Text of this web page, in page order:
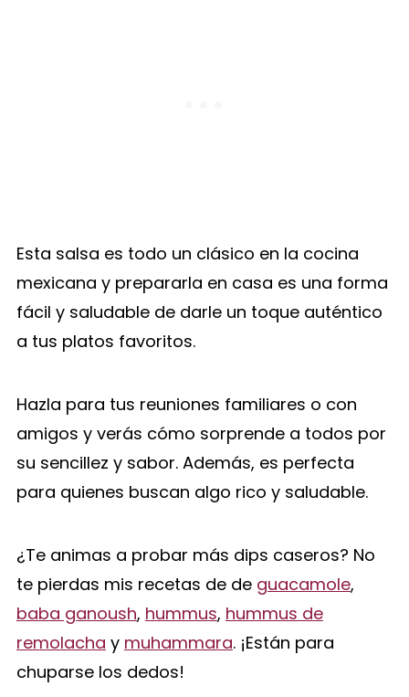
Esta salsa es todo un clásico en la cocina
mexicana y prepararla en casa es una forma
fácil y saludable de darle un toque auténtico
a tus platos favoritos.
Hazla para tus reuniones familiares o con
amigos y verás cómo sorprende a todos por
su sencillez y sabor. Además, es perfecta
para quienes buscan algo rico y saludable.
¿Te animas a probar más dips caseros? No
te pierdas mis recetas de de guacamole,
baba ganoush, hummus, hummus de
remolacha y muhammara. ¡Están para
chuparse los dedos!